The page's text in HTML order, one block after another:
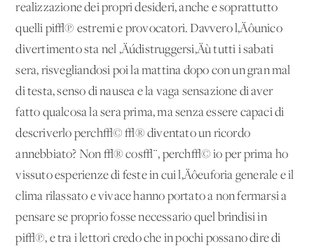
realizzazione dei propri desideri, anche e soprattutto
quelli pi√π estremi e provocatori. Davvero l‚Äôunico
divertimento sta nel ‚Äúdistruggersi‚Äù tutti i sabati
sera, risvegliandosi poi la mattina dopo con un gran mal
di testa, senso di nausea e la vaga sensazione di aver
fatto qualcosa la sera prima, ma senza essere capaci di
descriverlo perch√© √® diventato un ricordo
annebbiato? Non √® cos√¨, perch√© io per prima ho
vissuto esperienze di feste in cui l‚Äôeuforia generale e il
clima rilassato e vivace hanno portato a non fermarsi a
pensare se proprio fosse necessario quel brindisi in
pi√π, e tra i lettori credo che in pochi possano dire di